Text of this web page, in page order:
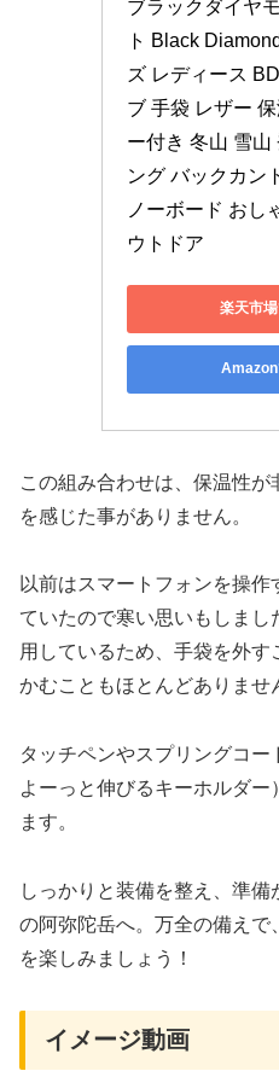
ブラックダイヤ
ト Black
ズ レディース
ブ 手袋 レザー
ー付き 冬山 雪山
ング バックカン
ノーボード おし
ウトドア
楽天市
Amazon
この組み合わせは、保温性
を感じた事がありません。
以前はスマートフォンを操
ていたので寒い思いもしま
用しているため、手袋を外
かむこともほとんどありませ
タッチペンやスプリングコ
よーっと伸びるキーホルダ
ます。
しっかりと装備を整え、準
の阿弥陀岳へ。万全の備え
を楽しみましょう！
イメージ動画